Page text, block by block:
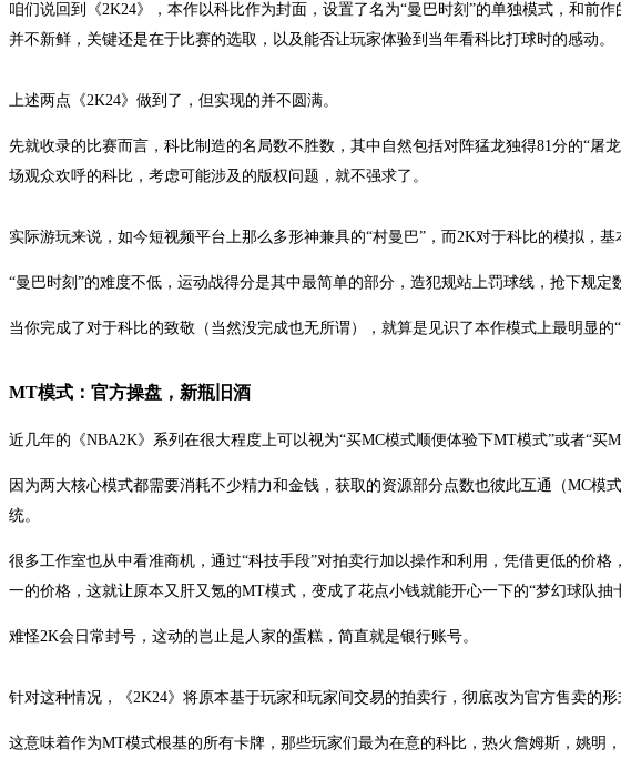
咱们说回到《2K24》，本作以科比作为封面，设置了名为“曼巴时刻”的单独模式，和前
并不新鲜，关键还是在于比赛的选取，以及能否让玩家体验到当年看科比打球时的感动。
上述两点《2K24》做到了，但实现的并不圆满。
先就收录的比赛而言，科比制造的名局数不胜数，其中自然包括对阵猛龙独得81分的“屠
场观众欢呼的科比，考虑可能涉及的版权问题，就不强求了。
实际游玩来说，如今短视频平台上那么多形神兼具的“村曼巴”，而2K对于科比的模拟，
“曼巴时刻”的难度不低，运动战得分是其中最简单的部分，造犯规站上罚球线，抢下规定
当你完成了对于科比的致敬（当然没完成也无所谓），就算是见识了本作模式上最明显的
MT模式：官方操盘，新瓶旧酒
近几年的《NBA2K》系列在很大程度上可以视为“买MC模式顺便体验下MT模式”或者“买
因为两大核心模式都需要消耗不少精力和金钱，获取的资源部分点数也彼此互通（MC
统。
很多工作室也从中看准商机，通过“科技手段”对拍卖行加以操作和利用，凭借更低的价
一的价格，这就让原本又肝又氪的MT模式，变成了花点小钱就能开心一下的“梦幻球队抽
难怪2K会日常封号，这动的岂止是人家的蛋糕，简直就是银行账号。
针对这种情况，《2K24》将原本基于玩家和玩家间交易的拍卖行，彻底改为官方售卖的形
这意味着作为MT模式根基的所有卡牌，那些玩家们最为在意的科比，热火詹姆斯，姚